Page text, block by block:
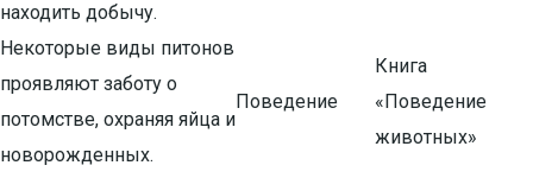
находить добычу.
Некоторые виды питонов
проявляют заботу о
потомстве, охраняя яйца и
новорожденных.
Поведение
Книга
«Поведение
животных»